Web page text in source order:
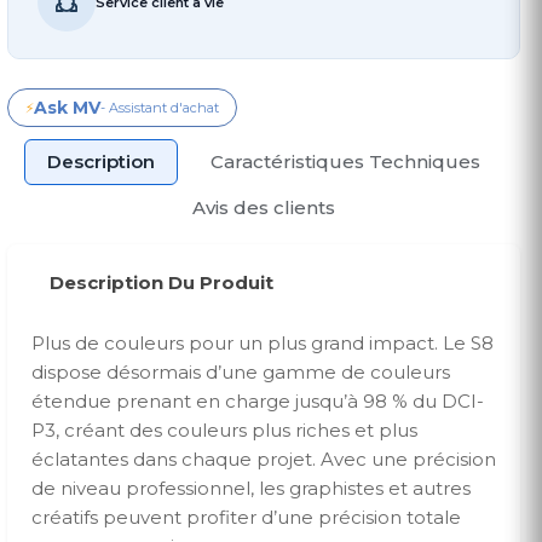
⚡Ask MV- Assistant d'achat
Description
Caractéristiques Techniques
Avis des clients
Description Du Produit
Plus de couleurs pour un plus grand impact. Le S8
dispose désormais d’une gamme de couleurs
étendue prenant en charge jusqu’à 98 % du DCI-
P3, créant des couleurs plus riches et plus
éclatantes dans chaque projet. Avec une précision
de niveau professionnel, les graphistes et autres
créatifs peuvent profiter d’une précision totale